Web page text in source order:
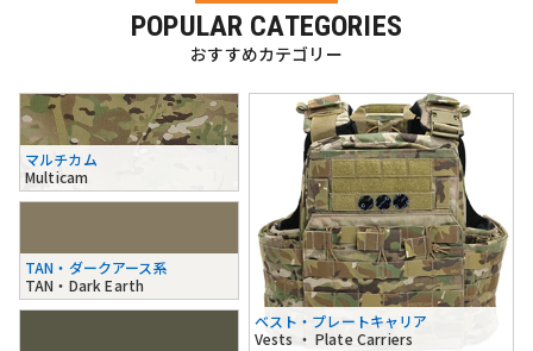
POPULAR CATEGORIES
おすすめカテゴリー
マルチカム
Multicam
TAN・ダークアース系
TAN・Dark Earth
ベスト・プレートキャリア
Vests ・ Plate Carriers